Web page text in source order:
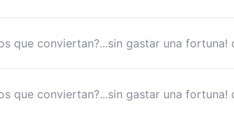
que conviertan?...sin gastar una fortuna!
que conviertan?...sin gastar una fortuna!